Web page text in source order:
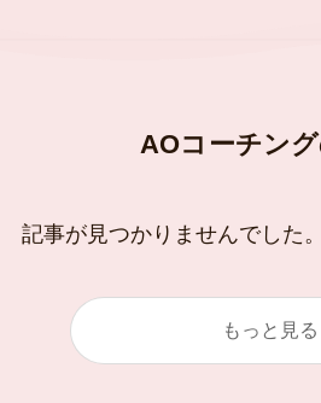
AOコーチン
記事が見つかりませんでした。
もっと見る